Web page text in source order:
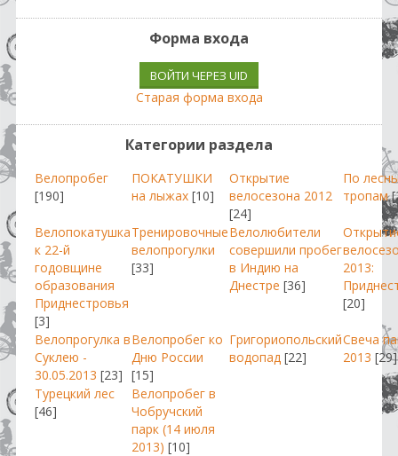
Форма входа
ВОЙТИ ЧЕРЕЗ UID
Старая форма входа
Категории раздела
Велопробег
[190]
ПОКАТУШКИ
на лыжах [10]
Открытие
велосезона 2012
[24]
По
тропам
Велопокатушка
к 22-й
годовщине
образования
Приднестровья
[3]
Тренировочные
велопрогулки
[33]
Велолюбители
совершили пробег
в Индию на
Днестре [36]
2013:
[20]
Велопрогулка в
Суклею -
30.05.2013 [23]
Велопробег ко
Дню России
[15]
Григориопольский
водопад [22]
Свеча
2013 [29]
Турецкий лес
[46]
Велопробег в
Чобручский
парк (14 июля
2013) [10]